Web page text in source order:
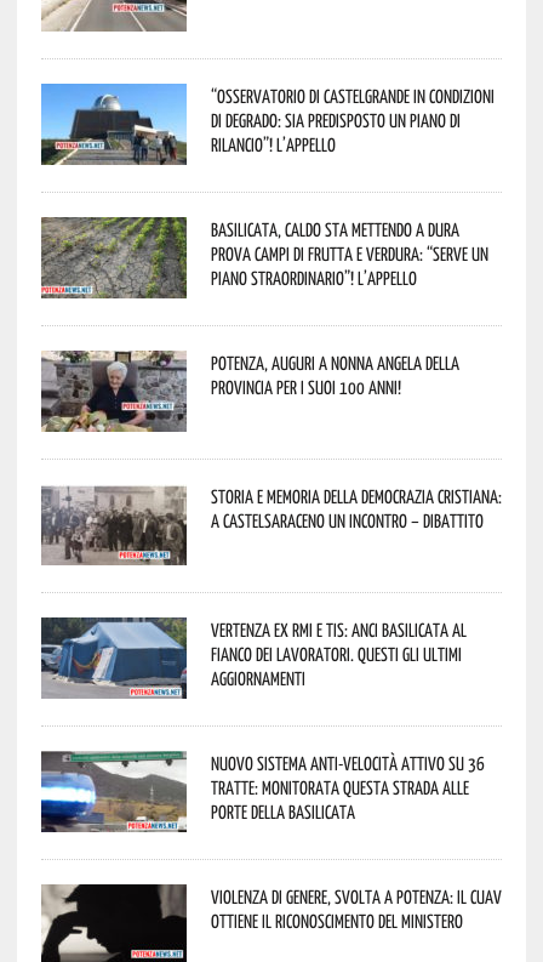
“Osservatorio di Castelgrande in condizioni
di degrado: sia predisposto un piano di
rilancio”! L’appello
Basilicata, caldo sta mettendo a dura
prova campi di frutta e verdura: “Serve un
piano straordinario”! L’appello
Potenza, auguri a nonna Angela della
provincia per i suoi 100 anni!
Storia e memoria della Democrazia Cristiana:
a Castelsaraceno un incontro – dibattito
Vertenza ex RMI e TIS: ANCI Basilicata al
fianco dei lavoratori. Questi gli ultimi
aggiornamenti
Nuovo sistema anti-velocità attivo su 36
tratte: monitorata questa strada alle
porte della Basilicata
Violenza di genere, svolta a Potenza: il CUAV
ottiene il riconoscimento del Ministero